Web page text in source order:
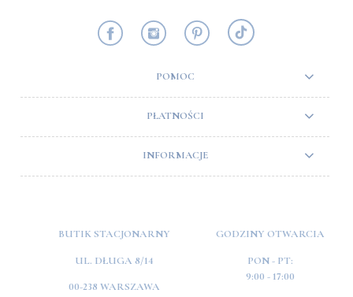
POMOC
PŁATNOŚCI
INFORMACJE
BUTIK STACJONARNY
UL. DŁUGA 8/14
00-238 WARSZAWA
GODZINY OTWARCIA
PON - PT:
9:00 - 17:00